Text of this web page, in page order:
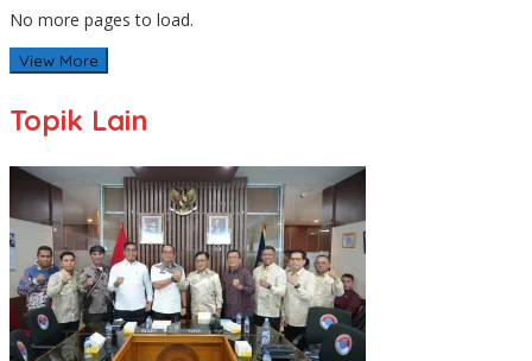
No more pages to load.
View More
Topik Lain